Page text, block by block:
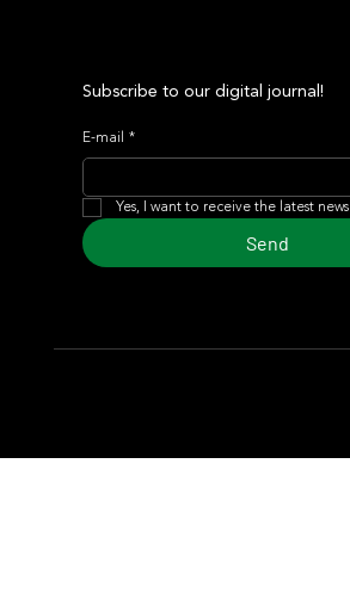
Subscribe to our digital journal!
E-mail *
Yes, I want to receive the latest news
Send